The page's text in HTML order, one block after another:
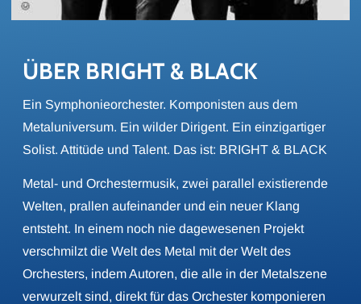
ÜBER BRIGHT & BLACK
Ein Symphonieorchester. Komponisten aus dem
Metaluniversum. Ein wilder Dirigent. Ein einzigartiger
Solist. Attitüde und Talent. Das ist: BRIGHT & BLACK
Metal- und Orchestermusik, zwei parallel existierende
Welten, prallen aufeinander und ein neuer Klang
entsteht. In einem noch nie dagewesenen Projekt
verschmilzt die Welt des Metal mit der Welt des
Orchesters, indem Autoren, die alle in der Metalszene
verwurzelt sind, direkt für das Orchester komponieren